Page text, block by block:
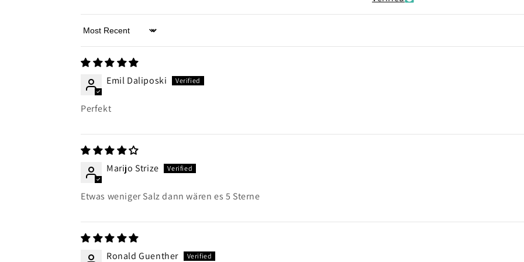
Sort by
Emil Daliposki
Perfekt
Marijo Strize
Etwas weniger Salz dann wären es 5 Sterne
Ronald Guenther